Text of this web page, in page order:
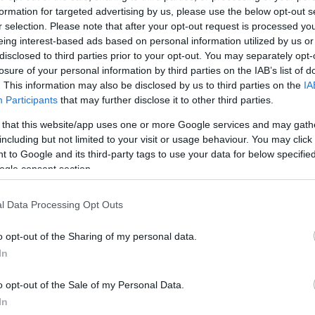
for targeted advertising by us, please use the below opt-out
selection. Please note that after your opt-out request is processed
interest-based ads based on personal information utilized by us
to third parties prior to your opt-out. You may separately
of your personal information by third parties on the IAB’s list of
This information may also be disclosed by us to third parties on the
Participants that may further disclose it to other third parties.
that this website/app uses one or more Google services and may
but not limited to your visit or usage behaviour. You may
to Google and its third-party tags to use your data for below
consent section.
Data Processing Opt Outs
opt-out of the Sharing of my personal data.
opt-out of the Sale of my Personal Data.
δε βρέθηκε ο χρόνος ακόμη. Από ό,τι ξέρω
να γίνει ο γάμος θρησκευτικός. Δεν έχει
σενάριο από τα δύο. Θα ήθελε να πάρει και την
αποφασίσει το ζευγάρι, αν θα είναι πολιτικός ή
είπε η Αφροδίτη Γραμμέλη.